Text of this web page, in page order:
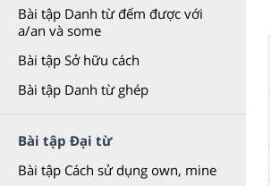
Bài tập Danh từ đếm được với
a/an và some
Bài tập Sở hữu cách
Bài tập Danh từ ghép
Bài tập Đại từ
Bài tập Cách sử dụng own, mine